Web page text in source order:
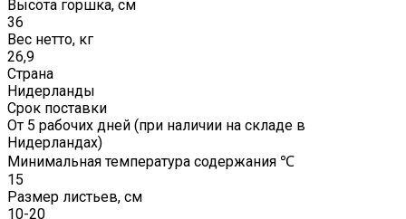
Высота горшка, см
36
Вес нетто, кг
26,9
Страна
Нидерланды
Срок поставки
От 5 рабочих дней (при наличии на складе в
Нидерландах)
Минимальная температура содержания ℃
15
Размер листьев, см
10-20